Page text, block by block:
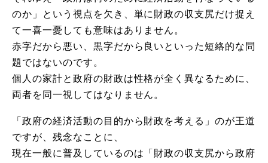
のか」という視点を欠き、単に財政の収支尻だけ捉え
て一喜一憂しても意味はありません。
赤字だから悪い、黒字だから良いといった短絡的な問
題ではないのです。
個人の家計と政府の財政は性格が全く異なるために、
両者を同一視してはなりません。
「政府の経済活動の目的から財政を考える」のが王道
ですが、残念なことに、
現在一般に普及しているのは「財政の収支尻から政府